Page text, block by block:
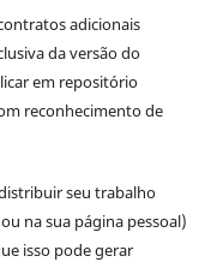
adicionais
da versão do
em repositório
reconhecimento de
seu trabalho
na sua página pessoal)
isso pode gerar